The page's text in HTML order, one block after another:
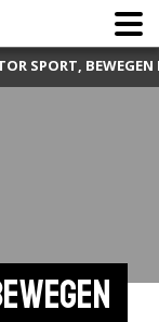
SPORT,